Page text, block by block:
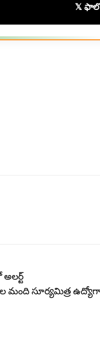
𝕏 ఫాలో
అలర్ట్
మంది సూర్య‌మిత్ర